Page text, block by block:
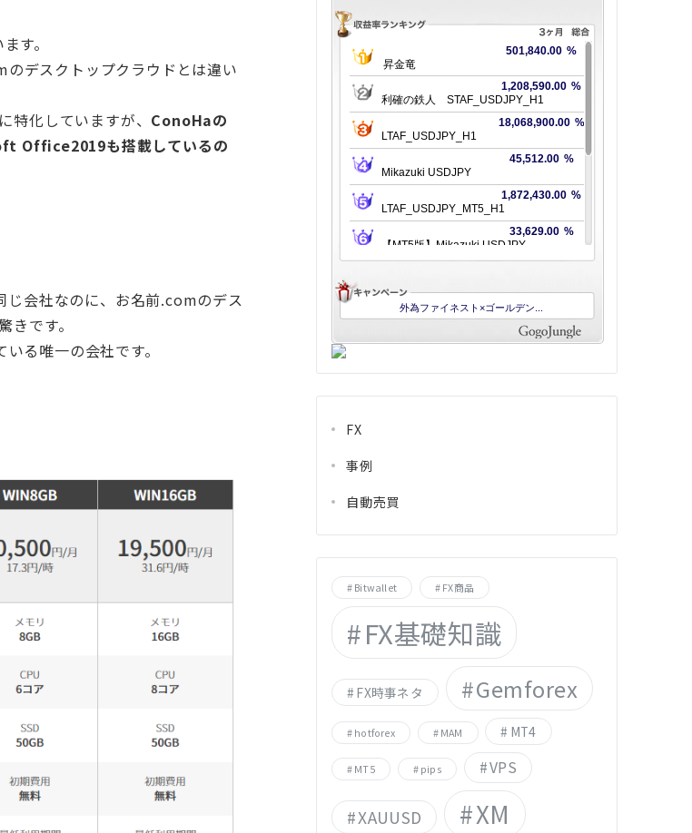
す。
デスクトップクラウドとは違い
化していますが、 ConoHaの
Office2019も搭載しているの
じ会社なのに、お名前.comのデス
です。
いる唯一の会社です。
FX
事例
自動売買
Bitwallet FX商品
FX基礎知識
FX時事ネタ Gemforex
hotforex MAM MT4
MT5 pips VPS
XAUUSD XM